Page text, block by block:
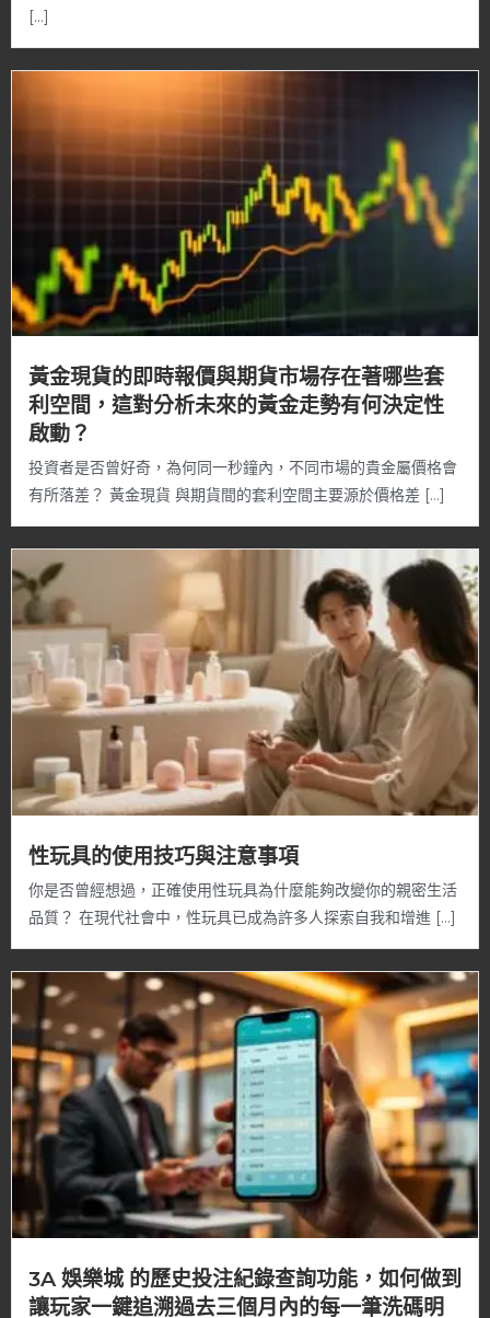
[…]
黃金現貨的即時報價與期貨市場存在著哪些套
利空間，這對分析未來的黃金走勢有何決定性
啟動？
投資者是否曾好奇，為何同一秒鐘內，不同市場的貴金屬價格會
有所落差？ 黃金現貨 與期貨間的套利空間主要源於價格差 […]
性玩具的使用技巧與注意事項
你是否曾經想過，正確使用性玩具為什麼能夠改變你的親密生活
品質？ 在現代社會中，性玩具已成為許多人探索自我和增進 […]
3A 娛樂城 的歷史投注紀錄查詢功能，如何做到
讓玩家一鍵追溯過去三個月內的每一筆洗碼明